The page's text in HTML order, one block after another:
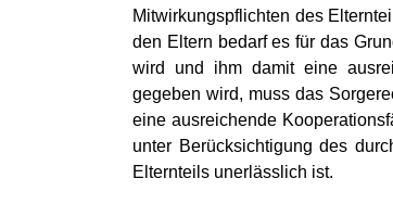
Mitwirkungspflichten des
den Eltern bedarf es für das
wird und ihm damit eine
gegeben wird, muss das
eine ausreichende
unter Berücksichtigung des
Elternteils unerlässlich ist.